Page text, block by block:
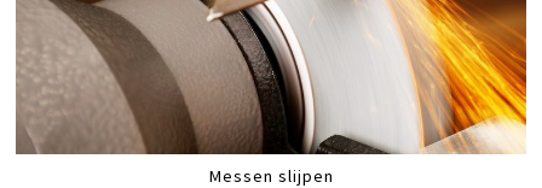
Messen slijpen